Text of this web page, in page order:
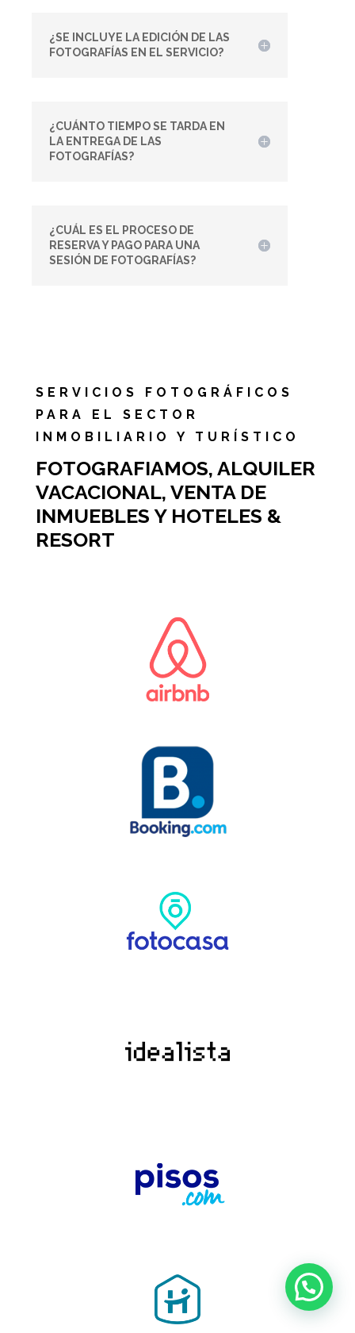
¿SE INCLUYE LA EDICIÓN DE LAS
FOTOGRAFÍAS EN EL SERVICIO?
¿CUÁNTO TIEMPO SE TARDA EN
LA ENTREGA DE LAS
FOTOGRAFÍAS?
¿CUÁL ES EL PROCESO DE
RESERVA Y PAGO PARA UNA
SESIÓN DE FOTOGRAFÍAS?
SERVICIOS FOTOGRÁFICOS
PARA EL SECTOR
INMOBILIARIO Y TURÍSTICO
FOTOGRAFIAMOS, ALQUILER
VACACIONAL, VENTA DE
INMUEBLES Y HOTELES &
RESORT